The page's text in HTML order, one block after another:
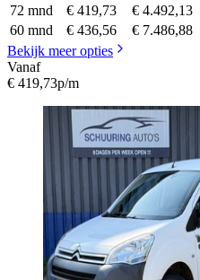
72 mnd
€ 419,73
€ 4.492,13
60 mnd
€ 436,56
€ 7.486,88
Bekijk meer opties
Vanaf
€ 419,73p/m